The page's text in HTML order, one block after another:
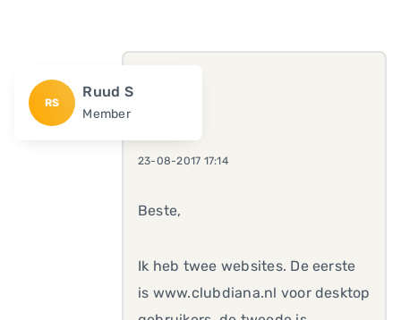
RS
Ruud S
Member
23-08-2017 17:14
Beste,
Ik heb twee websites. De eerste
is www.clubdiana.nl voor desktop